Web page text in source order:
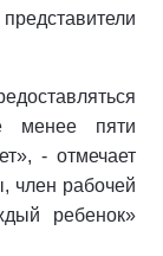
менее пяти
- отмечает
член рабочей
ребенок»